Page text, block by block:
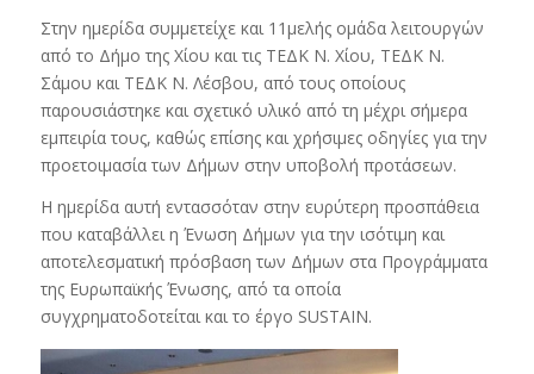
Στην ημερίδα συμμετείχε και 11μελής ομάδα λειτουργών
από το Δήμο της Χίου και τις ΤΕΔΚ Ν. Χίου, ΤΕΔΚ Ν.
Σάμου και ΤΕΔΚ Ν. Λέσβου, από τους οποίους
παρουσιάστηκε και σχετικό υλικό από τη μέχρι σήμερα
εμπειρία τους, καθώς επίσης και χρήσιμες οδηγίες για την
προετοιμασία των Δήμων στην υποβολή προτάσεων.
Η ημερίδα αυτή εντασσόταν στην ευρύτερη προσπάθεια
που καταβάλλει η Ένωση Δήμων για την ισότιμη και
αποτελεσματική πρόσβαση των Δήμων στα Προγράμματα
της Ευρωπαϊκής Ένωσης, από τα οποία
συγχρηματοδοτείται και το έργο SUSTAIN.